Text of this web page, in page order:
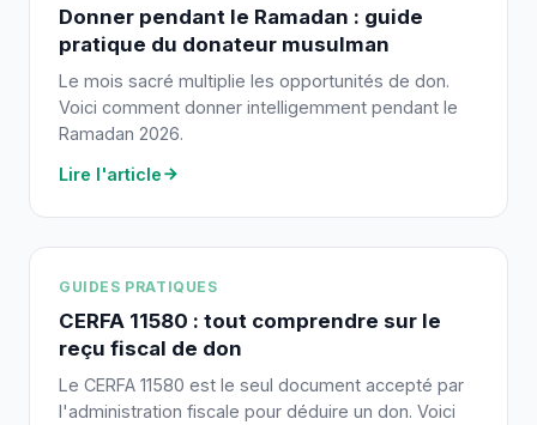
Donner pendant le Ramadan : guide
pratique du donateur musulman
Le mois sacré multiplie les opportunités de don.
Voici comment donner intelligemment pendant le
Ramadan 2026.
Lire l'article
GUIDES PRATIQUES
CERFA 11580 : tout comprendre sur le
reçu fiscal de don
Le CERFA 11580 est le seul document accepté par
l'administration fiscale pour déduire un don. Voici